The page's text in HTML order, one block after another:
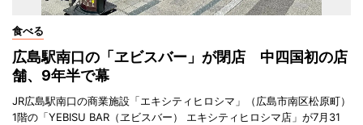
食べる
広島駅南口の「ヱビスバー」が閉店 中四国初の店
舗、9年半で幕
JR広島駅南口の商業施設「エキシティヒロシマ」（広島市南区松原町）
1階の「YEBISU BAR（ヱビスバー） エキシティヒロシマ店」が7月31